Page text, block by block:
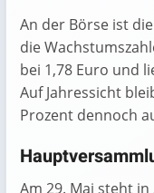
An der Börse ist
die
bei 1,78 Euro und
Auf Jahressicht
Prozent dennoch
Am 29. Mai steht